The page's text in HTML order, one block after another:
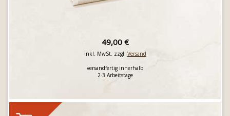
49,00 €
inkl. MwSt. zzgl. Versand
versandfertig innerhalb
2-3 Arbeitstage